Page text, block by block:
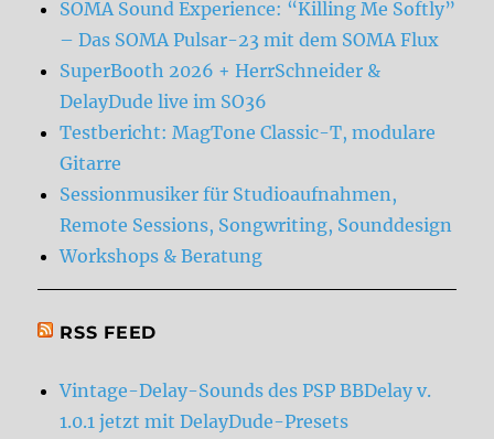
SOMA Sound Experience: “Killing Me Softly”
– Das SOMA Pulsar-23 mit dem SOMA Flux
SuperBooth 2026 + HerrSchneider &
DelayDude live im SO36
Testbericht: MagTone Classic-T, modulare
Gitarre
Sessionmusiker für Studioaufnahmen,
Remote Sessions, Songwriting, Sounddesign
Workshops & Beratung
RSS FEED
Vintage-Delay-Sounds des PSP BBDelay v.
1.0.1 jetzt mit DelayDude-Presets